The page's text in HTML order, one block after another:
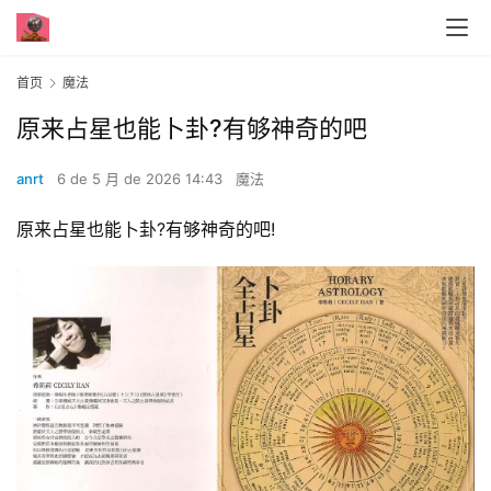
首页 魔法
原来占星也能卜卦?有够神奇的吧
anrt 6 de 5 月 de 2026 14:43 魔法
原来占星也能卜卦?有够神奇的吧!